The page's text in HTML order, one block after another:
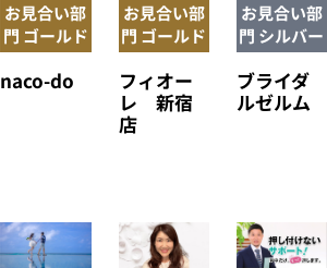
お見合い部
門 ゴールド
naco-do
お見合い部
門 ゴールド
フィオー
レ 新宿
店
お見合い部
門 シルバー
ブライダ
ルゼルム